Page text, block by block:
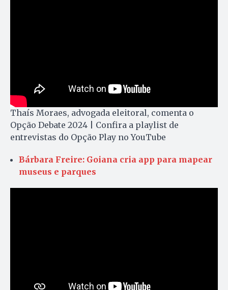
Thaís Moraes, advogada eleitoral, comenta o
Opção Debate 2024 | Confira a playlist de
entrevistas do Opção Play no YouTube
Bárbara Freire: Goiana cria app para mapear
museus e parques